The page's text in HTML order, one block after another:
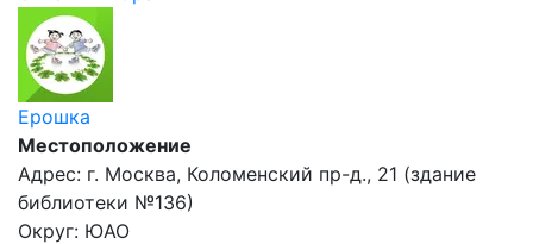
Ерошка
Местоположение
Адрес: г. Москва, Коломенский пр-д., 21 (здание
библиотеки №136)
Округ: ЮАО